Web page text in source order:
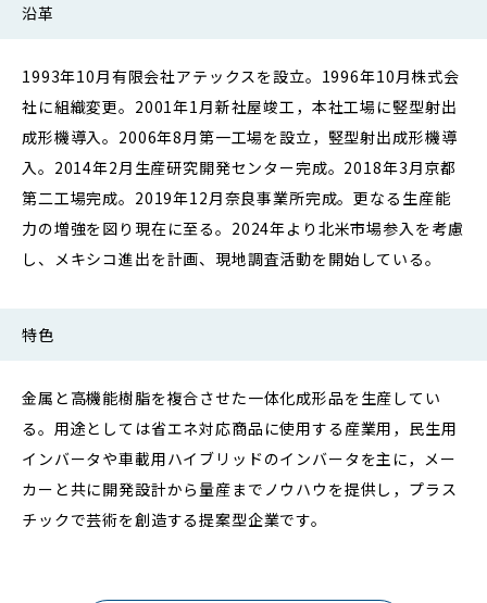
沿革
1993年10月有限会社アテックスを設立。1996年10月株式会
社に組織変更。2001年1月新社屋竣工，本社工場に竪型射出
成形機導入。2006年8月第一工場を設立，竪型射出成形機導
入。2014年2月生産研究開発センター完成。2018年3月京都
第二工場完成。2019年12月奈良事業所完成。更なる生産能
力の増強を図り現在に至る。2024年より北米市場参入を考慮
し、メキシコ進出を計画、現地調査活動を開始している。
特色
金属と高機能樹脂を複合させた一体化成形品を生産してい
る。用途としては省エネ対応商品に使用する産業用，民生用
インバータや車載用ハイブリッドのインバータを主に，メー
カーと共に開発設計から量産までノウハウを提供し，プラス
チックで芸術を創造する提案型企業です。